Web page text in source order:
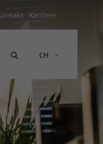
Karriere
CH